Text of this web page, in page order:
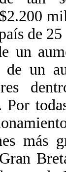
de
un
de un
Por
más